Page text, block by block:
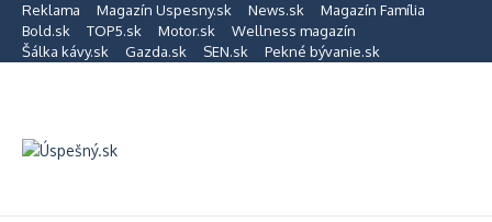
Preskočiť na obsah
Reklama Magazín Uspesny.sk News.sk
Magazín Família
Bold.sk
TOP5.sk Motor.sk
Wellness magazín
Šálka kávy.sk
Gazda.sk SEN.sk Pekné bývanie.sk